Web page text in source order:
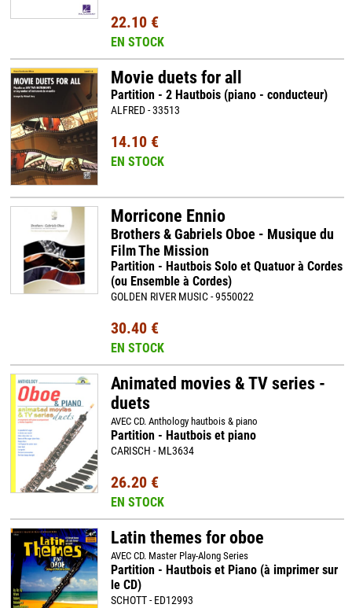
22.10 €
EN STOCK
Movie duets for all
Partition - 2 Hautbois (piano - conducteur)
ALFRED - 33513
14.10 €
EN STOCK
Morricone Ennio
Brothers & Gabriels Oboe - Musique du
Film The Mission
Partition - Hautbois Solo et Quatuor à Cordes
(ou Ensemble à Cordes)
GOLDEN RIVER MUSIC - 9550022
30.40 €
EN STOCK
Animated movies & TV series -
duets
AVEC CD. Anthology hautbois & piano
Partition - Hautbois et piano
CARISCH - ML3634
26.20 €
EN STOCK
Latin themes for oboe
AVEC CD. Master Play-Along Series
Partition - Hautbois et Piano (à imprimer sur
le CD)
SCHOTT - ED12993